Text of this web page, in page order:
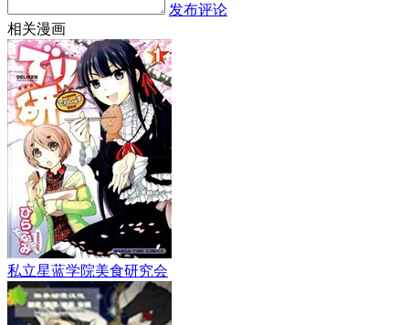
发布评论
相关漫画
私立星蓝学院美食研究会